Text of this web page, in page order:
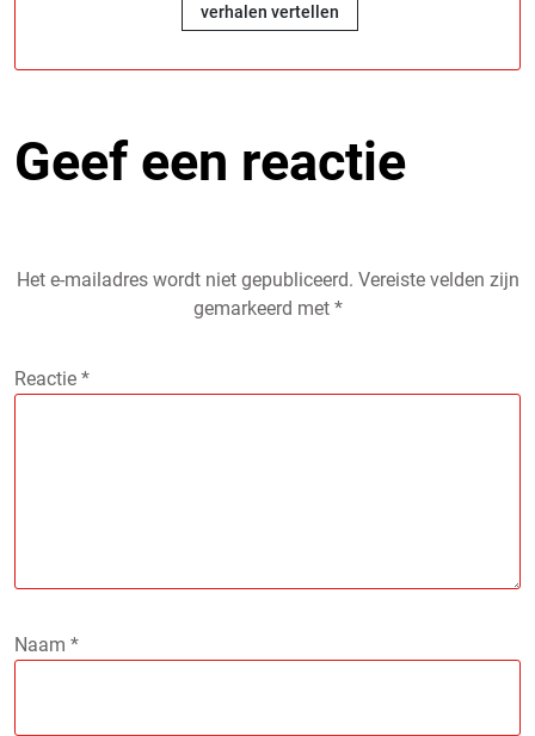
verhalen vertellen
Geef een reactie
Het e-mailadres wordt niet gepubliceerd. Vereiste velden zijn
gemarkeerd met *
Reactie *
Naam *